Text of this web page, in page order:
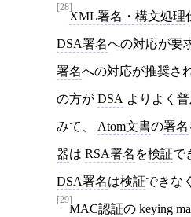
[28]
XML署名・構文処理
DSA署名への対応が要
署名への対応が推奨さ
の方が DSA よりよく
みて、 Atom文書の署名
器は RSA署名 を検証で
DSA署名は検証できな
[29]
MAC認証の keying